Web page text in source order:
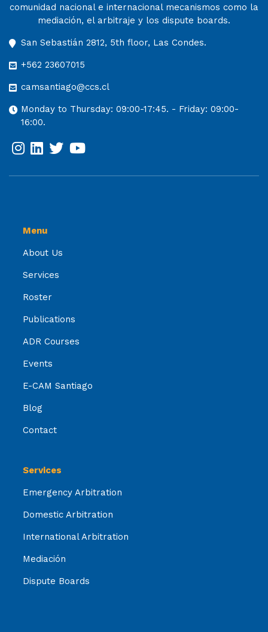
comunidad nacional e internacional mecanismos como la
mediación, el arbitraje y los dispute boards.
San Sebastián 2812, 5th floor, Las Condes.
+562 23607015
camsantiago@ccs.cl
Monday to Thursday: 09:00-17:45. - Friday: 09:00-
16:00.
Menu
About Us
Services
Roster
Publications
ADR Courses
Events
E-CAM Santiago
Blog
Contact
Services
Emergency Arbitration
Domestic Arbitration
International Arbitration
Mediación
Dispute Boards